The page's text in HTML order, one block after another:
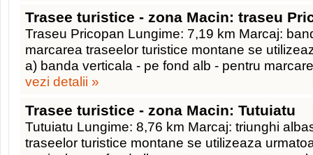
Trasee turistice - zona Macin: traseu
Traseu Pricopan Lungime: 7,19 km Marcaj:
marcarea traseelor turistice montane se
a) banda verticala - pe fond alb - pentru
vezi detalii »
Trasee turistice - zona Macin: Tutuiatu
Tutuiatu Lungime: 8,76 km Marcaj: triunghi
traseelor turistice montane se utilizeaza